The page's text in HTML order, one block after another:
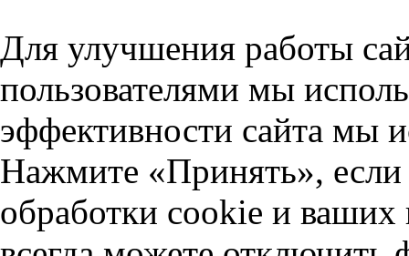
Для улучшения работы
пользователями мы
эффективности сайта мы
Нажмите «Принять», если
обработки cookie и